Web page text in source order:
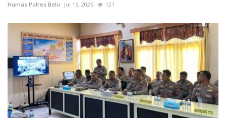
Humas Polres Belu Jul 16, 2026 121